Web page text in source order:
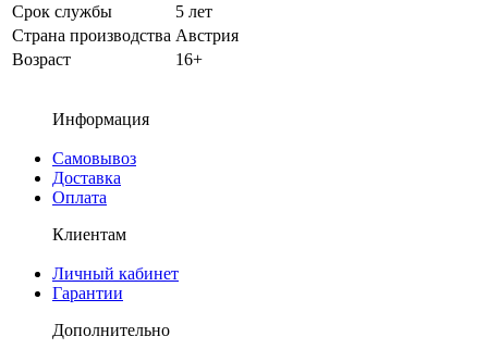
Срок службы
5 лет
Страна производства Австрия
Возраст
16+
Информация
Самовывоз
Доставка
Оплата
Клиентам
Личный кабинет
Гарантии
Дополнительно